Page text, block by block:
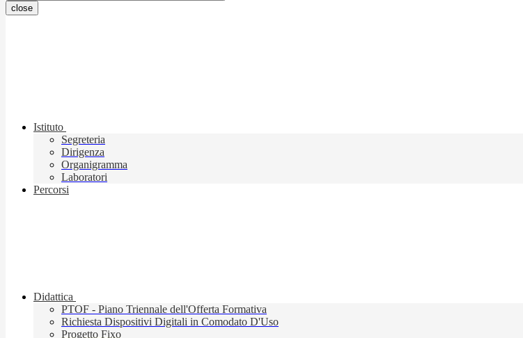
close
Istituto
Segreteria
Dirigenza
Organigramma
Laboratori
Percorsi
Didattica
PTOF - Piano Triennale dell'Offerta Formativa
Richiesta Dispositivi Digitali in Comodato D'Uso
Progetto Fixo